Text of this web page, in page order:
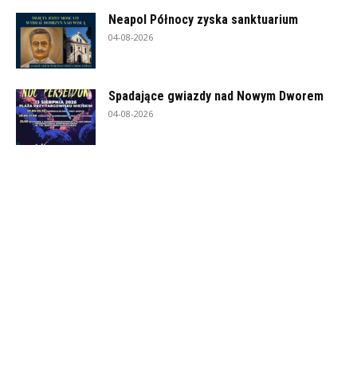
Neapol Północy zyska sanktuarium
04-08-2026
Spadające gwiazdy nad Nowym Dworem
04-08-2026